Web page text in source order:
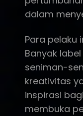
dalam
Para pelaku
Banyak
seniman-
kreativitas
inspirasi
membuka